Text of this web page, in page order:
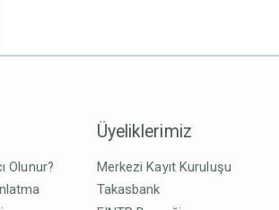
Olunur?
Üyeliklerimiz
Merkezi Kayıt Kuruluşu
Takasbank